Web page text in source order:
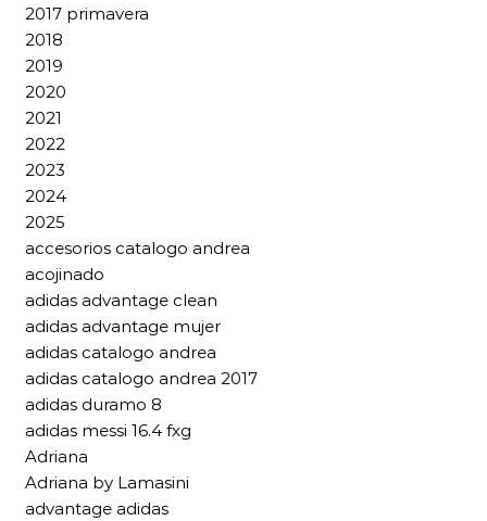
2017 primavera
2018
2019
2020
2021
2022
2023
2024
2025
accesorios catalogo andrea
acojinado
adidas advantage clean
adidas advantage mujer
adidas catalogo andrea
adidas catalogo andrea 2017
adidas duramo 8
adidas messi 16.4 fxg
Adriana
Adriana by Lamasini
advantage adidas